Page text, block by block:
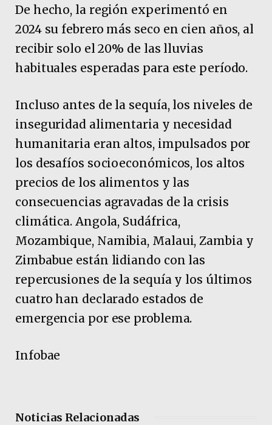
De hecho, la región experimentó en
2024 su febrero más seco en cien años, al
recibir solo el 20% de las lluvias
habituales esperadas para este período.
Incluso antes de la sequía, los niveles de
inseguridad alimentaria y necesidad
humanitaria eran altos, impulsados por
los desafíos socioeconómicos, los altos
precios de los alimentos y las
consecuencias agravadas de la crisis
climática. Angola, Sudáfrica,
Mozambique, Namibia, Malaui, Zambia y
Zimbabue están lidiando con las
repercusiones de la sequía y los últimos
cuatro han declarado estados de
emergencia por ese problema.
Infobae
Noticias Relacionadas